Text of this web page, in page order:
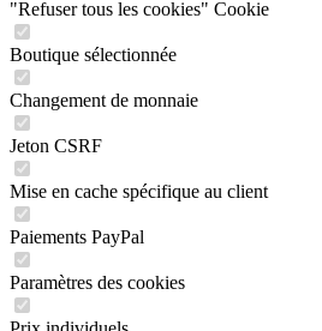
Boutique sélectionnée
Changement de monnaie
Jeton CSRF
Mise en cache spécifique au client
Paiements PayPal
Paramètres des cookies
Prix individuels